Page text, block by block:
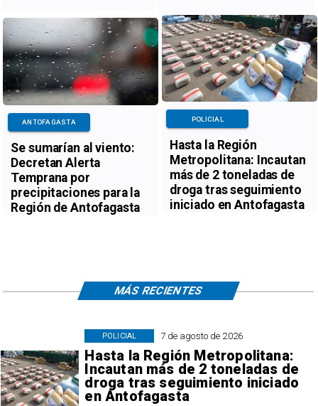
Se sumarían al viento:
Decretan Alerta
Temprana por
precipitaciones para la
Región de Antofagasta
ANTOFAGASTA
Hasta la Región
Metropolitana: Incautan
más de 2 toneladas de
droga tras seguimiento
iniciado en Antofagasta
POLICIAL
7 de agosto de 2026
Hasta la Región Metropolitana:
Incautan más de 2 toneladas de
droga tras seguimiento iniciado
en Antofagasta
POLICIAL
MÁS RECIENTES